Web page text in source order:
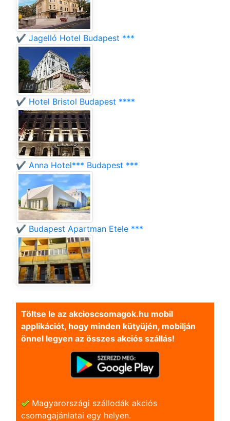
✔️ Jagelló Hotel Budapest ***
✔️ Hotel Bristol Budapest ****
✔️ Anna Hotel*** Budapest ***
✔️ Budapest Apartman Etele ***
Töltse le az akcioscsomagok.hu mobil
applikációt, hogy minden kütyüjén, mobilján
önnel legyen az összes akciós szállás!
Magyarországi szállodák akciós
csomagajánlatai egy helyen.